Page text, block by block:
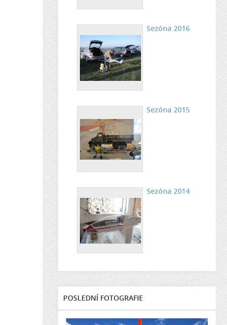
Sezóna 2016
Sezóna 2015
Sezóna 2014
POSLEDNÍ FOTOGRAFIE